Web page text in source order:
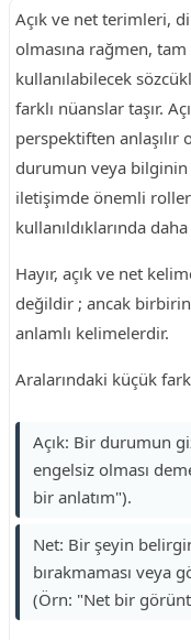
Açık ve net terimleri,
olmasına rağmen,
kullanılabilecek
farklı nüanslar taşır.
perspektiften anlaşılır
durumun veya
iletişimde önemli
kullanıldıklarında
Hayır, açık ve net
değildir ; ancak
anlamlı kelimelerdir.
Aralarındaki küçük
Açık: Bir durumun
engelsiz olması
bir anlatım").
Net: Bir şeyin
bırakmaması veya
(Örn: "Net bir